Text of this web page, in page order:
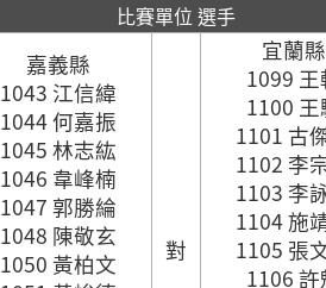
比賽單位 選手
嘉義縣
1043 江信緯
1044 何嘉振
1045 林志紘
1046 韋峰楠
1047 郭勝綸
1048 陳敬玄
1050 黃柏文
對
宜蘭縣
1099 王
1100 王
1101 古
1102 李
1103 李
1104 施
1105 張
1106 許